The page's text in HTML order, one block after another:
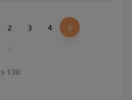
2 3 4
5
›Next
130